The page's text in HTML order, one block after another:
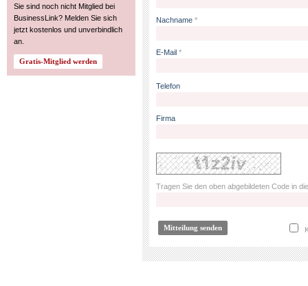
Sie sind noch nicht Mitglied bei
BusinessLink? Melden Sie sich
jetzt kostenlos und unverbindlich
an.
Nachname *
E-Mail *
Telefon
Firma
Tragen Sie den oben abgebildeten Code in